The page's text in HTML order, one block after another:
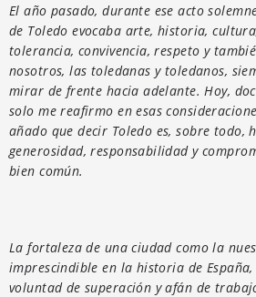
El año pasado, durante ese acto
de Toledo evocaba arte, historia,
tolerancia, convivencia, respeto y
nosotros, las toledanas y toledanos,
mirar de frente hacia adelante. Hoy,
solo me reafirmo en esas
añado que decir Toledo es, sobre todo,
generosidad, responsabilidad y
bien común.
La fortaleza de una ciudad como la
imprescindible en la historia de
voluntad de superación y afán de